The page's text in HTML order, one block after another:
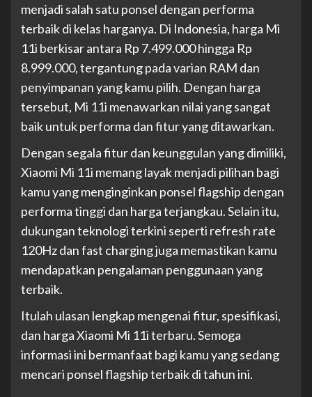
menjadi salah satu ponsel dengan performa
terbaik di kelas harganya. Di Indonesia, harga Mi
11i berkisar antara Rp 7.499.000 hingga Rp
8.999.000, tergantung pada varian RAM dan
penyimpanan yang kamu pilih. Dengan harga
tersebut, Mi 11i menawarkan nilai yang sangat
baik untuk performa dan fitur yang ditawarkan.
Dengan segala fitur dan keunggulan yang dimiliki,
Xiaomi Mi 11i memang layak menjadi pilihan bagi
kamu yang menginginkan ponsel flagship dengan
performa tinggi dan harga terjangkau. Selain itu,
dukungan teknologi terkini seperti refresh rate
120Hz dan fast charging juga memastikan kamu
mendapatkan pengalaman penggunaan yang
terbaik.
Itulah ulasan lengkap mengenai fitur, spesifikasi,
dan harga Xiaomi Mi 11i terbaru. Semoga
informasi ini bermanfaat bagi kamu yang sedang
mencari ponsel flagship terbaik di tahun ini.